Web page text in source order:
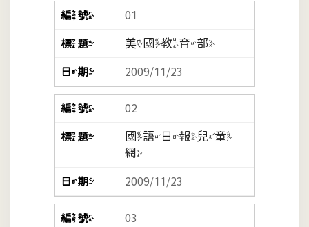
01
美國教育部
2009/11/23
02
國語日報兒童
網
2009/11/23
03